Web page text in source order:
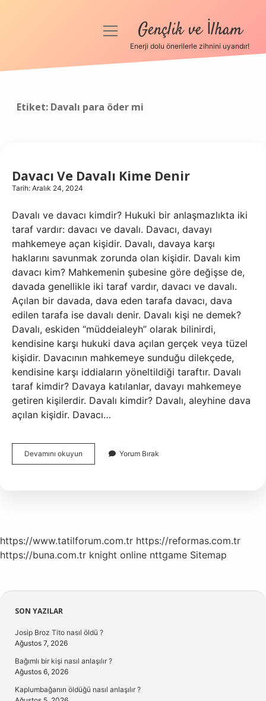
Anasayfa
menüyüGençlik ve İlham
Enerji dolu önerilerle zihnini uyandır!
Etiket: Davalı para öder mi
Davacı Ve Davalı Kime Denir
Tarih: Aralık 24, 2024
Davalı ve davacı kimdir? Hukuki bir anlaşmazlıkta iki
taraf vardır: davacı ve davalı. Davacı, davayı
mahkemeye açan kişidir. Davalı, davaya karşı
haklarını savunmak zorunda olan kişidir. Davalı kim
davacı kim? Mahkemenin şubesine göre değişse de,
davada genellikle iki taraf vardır, davacı ve davalı.
Açılan bir davada, dava eden tarafa davacı, dava
edilen tarafa ise davalı denir. Davalı kişi ne demek?
Davalı, eskiden “müddeialeyh” olarak bilinirdi,
kendisine karşı hukuki dava açılan gerçek veya tüzel
kişidir. Davacının mahkemeye sunduğu dilekçede,
kendisine karşı iddiaların yöneltildiği taraftır. Davalı
taraf kimdir? Davaya katılanlar, davayı mahkemeye
getiren kişilerdir. Davalı kimdir? Davalı, aleyhine dava
açılan kişidir. Davacı…
Devamını okuyun
Ve
Yorum Bırak
https://www.tatilforum.com.tr https://reformas.com.tr
https://buna.com.tr knight online nttgame Sitemap
Sidebar
SON YAZILAR
Josip Broz Tito nasıl öldü ?
Ağustos 7, 2026
Bağımlı bir kişi nasıl anlaşılır ?
Ağustos 6, 2026
Kaplumbağanın öldüğü nasıl anlaşılır ?